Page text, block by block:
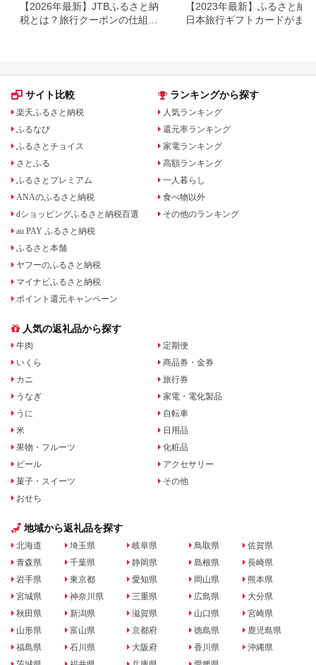
【2026年最新】JTBふるさと納
税とは？旅行クーポンの仕組
【2023年最新】ふるさと納
日本旅行ギフトカードがまだ
サイト比較
楽天ふるさと納税
ふるなび
ふるさとチョイス
さとふる
ふるさとプレミアム
ANAのふるさと納税
dショッピングふるさと納税百選
au PAY ふるさと納税
ふるさと本舗
ヤフーのふるさと納税
マイナビふるさと納税
ポイント還元キャンペーン
ランキングから探す
人気ランキング
還元率ランキング
家電ランキング
高額ランキング
一人暮らし
食べ物以外
その他のランキング
人気の返礼品から探す
牛肉
いくら
カニ
うなぎ
うに
米
果物・フルーツ
ビール
菓子・スイーツ
おせち
定期便
商品券・金券
旅行券
家電・電化製品
自転車
日用品
化粧品
アクセサリー
その他
地域から返礼品を探す
北海道
青森県
岩手県
宮城県
秋田県
山形県
福島県
埼玉県
千葉県
東京都
神奈川県
新潟県
富山県
石川県
岐阜県
静岡県
愛知県
三重県
滋賀県
京都府
大阪府
鳥取県
島根県
岡山県
広島県
山口県
徳島県
香川県
佐賀県
長崎県
熊本県
大分県
宮崎県
鹿児島県
沖縄県